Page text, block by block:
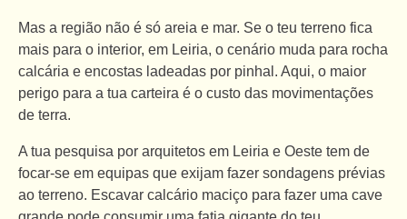
Mas a região não é só areia e mar. Se o teu terreno fica
mais para o interior, em Leiria, o cenário muda para rocha
calcária e encostas ladeadas por pinhal. Aqui, o maior
perigo para a tua carteira é o custo das movimentações
de terra.
A tua pesquisa por arquitetos em Leiria e Oeste tem de
focar-se em equipas que exijam fazer sondagens prévias
ao terreno. Escavar calcário maciço para fazer uma cave